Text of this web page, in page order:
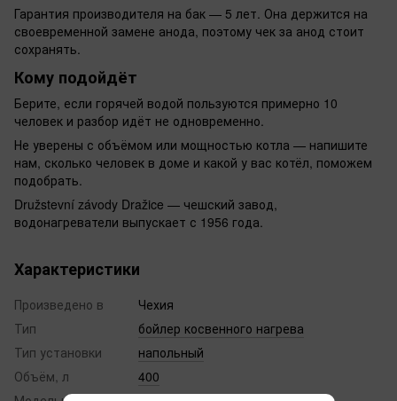
Гарантия производителя на бак — 5 лет. Она держится на
своевременной замене анода, поэтому чек за анод стоит
сохранять.
Кому подойдёт
Берите, если горячей водой пользуются примерно 10
человек и разбор идёт не одновременно.
Не уверены с объёмом или мощностью котла — напишите
нам, сколько человек в доме и какой у вас котёл, поможем
подобрать.
Družstevní závody Dražice — чешский завод,
водонагреватели выпускает с 1956 года.
Характеристики
Произведено в
Чехия
Тип
бойлер косвенного нагрева
Тип установки
напольный
Объём, л
400